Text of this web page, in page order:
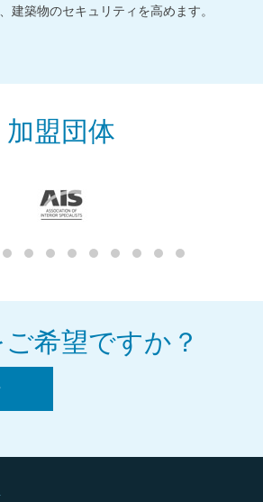
建築物のセキュリティを高めます。
加盟団体
希望ですか？